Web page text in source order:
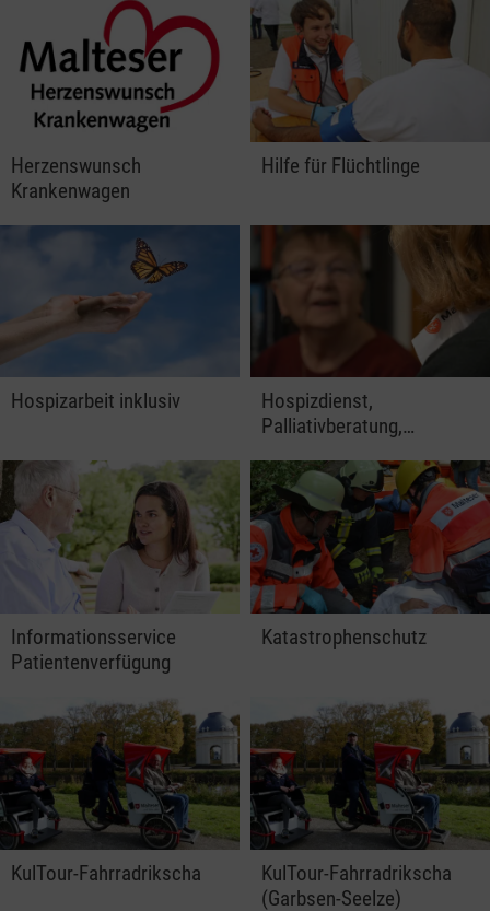
Herzenswunsch
Krankenwagen
Hilfe für Flüchtlinge
Hospizarbeit inklusiv
Hospizdienst,
Palliativberatung,…
Informationsservice
Patientenverfügung
Katastrophenschutz
KulTour-Fahrradrikscha
KulTour-Fahrradrikscha
(Garbsen-Seelze)